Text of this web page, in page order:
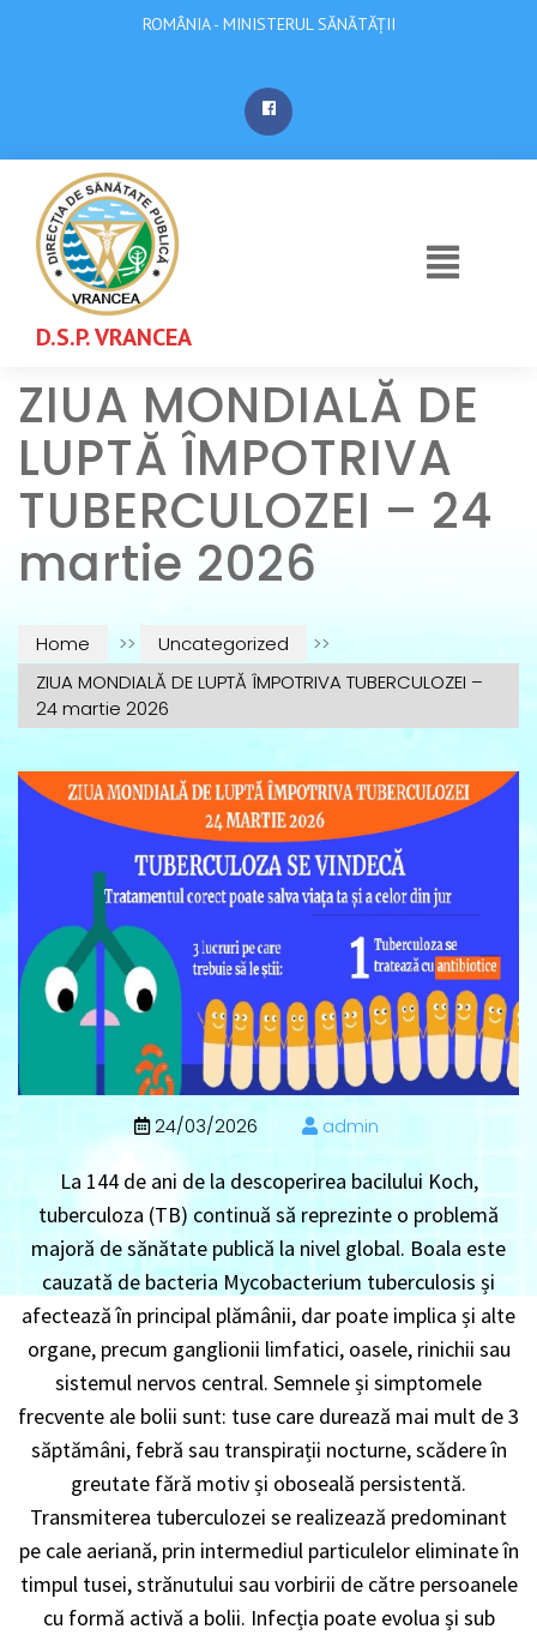
ROMÂNIA - MINISTERUL SĂNĂTĂȚII
D.S.P. VRANCEA
ZIUA MONDIALĂ DE
LUPTĂ ÎMPOTRIVA
TUBERCULOZEI – 24
martie 2026
Home >> Uncategorized
>>
ZIUA MONDIALĂ DE LUPTĂ ÎMPOTRIVA TUBERCULOZEI –
24 martie 2026
24/03/2026 admin
La 144 de ani de la descoperirea bacilului Koch,
tuberculoza (TB) continuă să reprezinte o problemă
majoră de sănătate publică la nivel global. Boala este
cauzată de bacteria Mycobacterium tuberculosis și
afectează în principal plămânii, dar poate implica și alte
organe, precum ganglionii limfatici, oasele, rinichii sau
sistemul nervos central. Semnele și simptomele
frecvente ale bolii sunt: tuse care durează mai mult de 3
săptămâni, febră sau transpirații nocturne, scădere în
greutate fără motiv și oboseală persistentă.
Transmiterea tuberculozei se realizează predominant
pe cale aeriană, prin intermediul particulelor eliminate în
timpul tusei, strănutului sau vorbirii de către persoanele
cu formă activă a bolii. Infecția poate evolua și sub